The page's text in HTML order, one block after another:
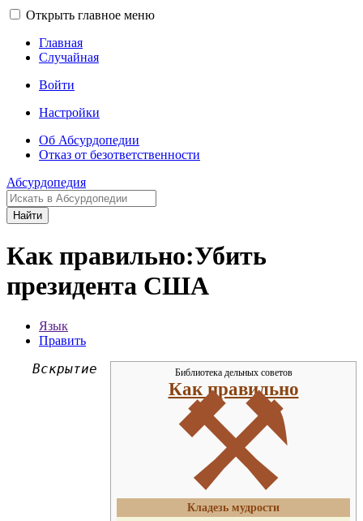
Открыть главное меню
Главная
Случайная
Войти
Настройки
Об Абсурдопедии
Отказ от безответственности
Абсурдопедия
Найти
Как правильно:Убить
президента США
Язык
Править
Библиотека дельных советов
Как правильно
⚒
Кладезь мудрости
Вскрытие